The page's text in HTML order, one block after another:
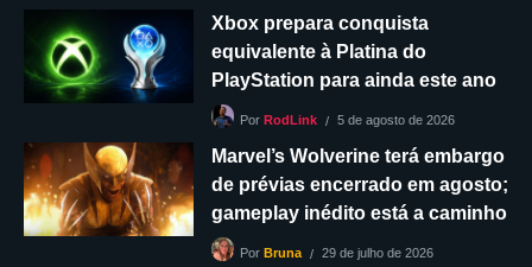
Xbox prepara conquista
equivalente à Platina do
PlayStation para ainda este ano
Por RodLink 5 de agosto de 2026
Marvel’s Wolverine terá embargo
de prévias encerrado em agosto;
gameplay inédito está a caminho
Por Bruna 29 de julho de 2026